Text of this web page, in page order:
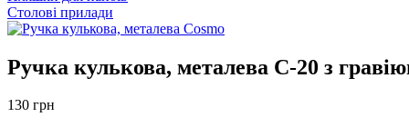
Столові прилади
Ручка кулькова, металева C-20 з
130 грн